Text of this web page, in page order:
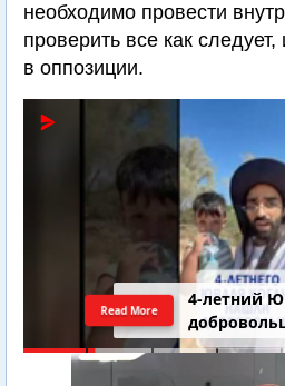
необходимо провести
проверить все как
в оппозиции.
4-летний
Read More